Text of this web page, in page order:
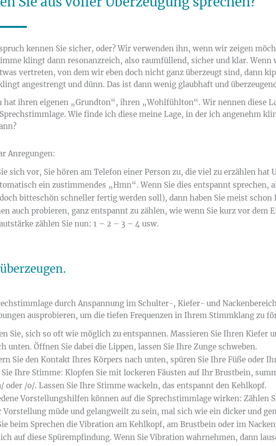
kennen Sie sicher, oder? Wir verwenden ihn, wenn wir zeigen
klingt dann resonanzreich, also raumfüllend, sicher und klar.
vertreten, von dem wir eben doch nicht ganz überzeugt sind, dann
angestrengt und dünn. Das ist dann wenig glaubhaft und
hat ihren eigenen „Grundton“, ihren „Wohlfühlton“. Wir nennen diese
Wie finde ich diese meine Lage, in der ich angenehm
Anregungen:
sich vor, Sie hören am Telefon einer Person zu, die viel zu erzählen
ein zustimmendes „Hmn“. Wenn Sie dies entspannt
bitteschön schneller fertig werden soll), dann haben Sie meist
auch probieren, ganz entspannt zu zählen, wie wenn Sie kurz vor dem
zählen Sie nun: 1 – 2 – 3 – 4 usw.
durch Anspannung im Schulter-, Kiefer- und
ausprobieren, um die tiefen Frequenzen in Ihrem Stimmklang zu
Sie, sich so oft wie möglich zu entspannen. Massieren Sie Ihren Kiefer
unten. Öffnen Sie dabei die Lippen, lassen Sie Ihre Zunge schweben.
Sie den Kontakt Ihres Körpers nach unten, spüren Sie Ihre Füße oder
Ihre Stimme: Klopfen Sie mit lockeren Fäusten auf Ihr Brustbein,
oder /o/. Lassen Sie Ihre Stimme wackeln, das entspannt den Kehlkopf.
Vorstellungshilfen können auf die Sprechstimmlage wirken: Zählen
Vorstellung müde und gelangweilt zu sein, mal sich wie ein dicker und
beim Sprechen die Vibration am Kehlkopf, am Brustbein oder im
auf diese Spürempfindung. Wenn Sie Vibration wahrnehmen, dann